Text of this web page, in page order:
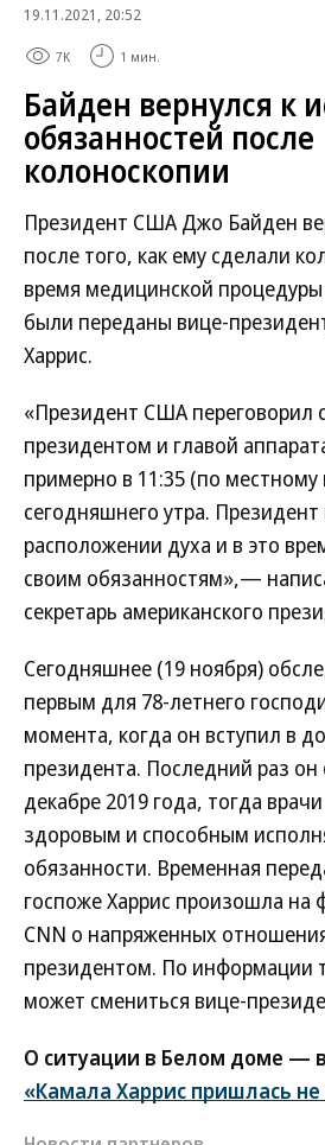
19.11.2021, 20:52
7K 1 мин.
Байден вернулся к
обязанностей после
колоноскопии
Президент США Джо Байден
после того, как ему сделали
время медицинской
были переданы вице-
Харрис.
«Президент США переговорил
президентом и главой
примерно в 11:35 (по
сегодняшнего утра.
расположении духа и в это
своим обязанностям»,—
секретарь американского
Сегодняшнее (19 ноября)
первым для 78-летнего
момента, когда он вступил в
президента. Последний раз он
декабре 2019 года, тогда
здоровым и способным
обязанности. Временная
госпоже Харрис произошла на
CNN о напряженных
президентом. По информации
может смениться вице-
О ситуации в Белом доме —
«Камала Харрис пришлась не